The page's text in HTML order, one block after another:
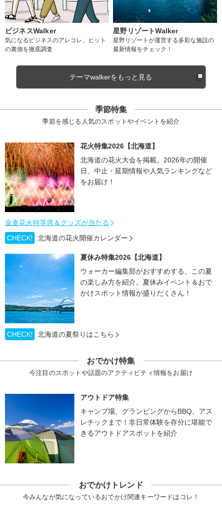
ビジネスWalker
気になるビジネスのアレコレ、ヒット
の裏側を徹底調査
星野リゾートWalker
星野リゾートが運営する多彩な施設の
最新情報をチェック！
テーマwalkerをもっと見る
季節特集
季節を感じる人気のスポットやイベントを紹介
花火特集2026【北海道】
北海道の花火大会を掲載。2026年の開催
日、中止・延期情報や人気ランキングなど
をお届け！
金麦花火特等席＆グッズが当たる
CHECK!
北海道の花火開催カレンダー
夏休み特集2026【北海道】
ウォーカー編集部がおすすめする、この夏
の楽しみ方を紹介。夏休みイベント＆おで
かけスポット情報が盛りだくさん！
CHECK! 北海道の夏祭りはこちら
おでかけ特集
今注目のスポットや話題のアクティビティ情報をお届け
アウトドア特集
キャンプ場、グランピングからBBQ、アス
レチックまで！非日常体験を存分に堪能で
きるアウトドアスポットを紹介
おでかけトレンド
今みんなが気になっているおでかけ関連キーワードはコレ！